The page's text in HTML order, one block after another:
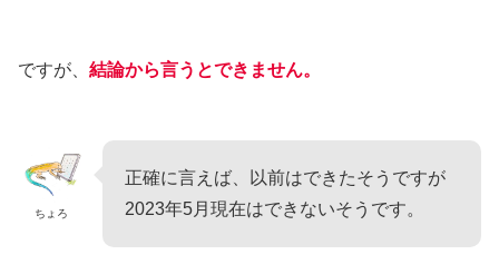
ですが、 結論から言うとできません。
ちょろ
正確に言えば、以前はできたそうですが
2023年5月現在はできないそうです。